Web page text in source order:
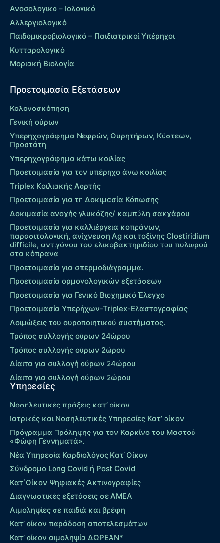
Ανοσολογικό – Ιολογικό
Αλλεργιολογικό
Παιδομικροβιολογικό – Παιδιατρικοί Υπέρηχοι
Κυτταρολογικό
Μοριακή Βιολογία
Προετοιμασία Εξετάσεων
Κολονοσκόπηση
Γενική ούρων
Υπερηχογράφημα Νεφρών, Ουρητήρων, Κύστεων,
Προστάτη
Υπερηχογράφημα κάτω κοιλίας
Προετοιμασία για τον υπέρηχο άνω κοιλίας
Τriplex Kοιλιακής Αορτής
Προετοιμασία για τη Δοκιμασία Κόπωσης
Δοκιμασία ανοχής γλυκόζης/ καμπύλη σακχάρου
Προετοιμασία για καλλιέργεια κοπράνων,
παρασιτολογική, ανίχνευση Ag και τοξίνης Clostiridium
difficile, αντιγόνου του ελικοβακτηριδίου του πυλωρού
στα κόπρανα
Προετοιμασία για σπερμοδιάγραμμα.
Προετοιμασία ορμονολογικών εξετάσεων
Προετοιμασία για Γενικό Βιοχημικό Έλεγχο
Προετοιμασία Υπερήχων-Τriplex-Ελαστογραφίας
Λοιμώξεις του ουροποιητικού συστήματος.
Τρόπος συλλογής ούρων 24ώρου
Τρόπος συλλογής ούρων 2ώρου
Δίαιτα για συλλογή ούρων 24ώρου
Δίαιτα για συλλογή ούρων 2ώρου
Υπηρεσίες
Νοσηλευτικές πράξεις κατ’ οίκον
Ιατρικές και Νοσηλευτικές Υπηρεσίες Κατ’ οίκον
Πρόγραμμα Πρόληψης για τον Καρκίνο του Μαστού
«Φώφη Γεννηματά».
Νέα Υπηρεσία Καρδιολόγος Kατ΄Οίκον
Σύνδρομο Long Covid ή Post Covid
Κατ΄Οίκον Ψηφιακές Ακτινογραφίες
Διαγνωστικές εξετάσεις σε ΑΜΕΑ
Αιμοληψίες σε παιδιά και βρέφη
Κατ’ οίκον παράδοση αποτελεσμάτων
Κατ’ οίκον αιμοληψία ΔΩΡΕΑΝ*